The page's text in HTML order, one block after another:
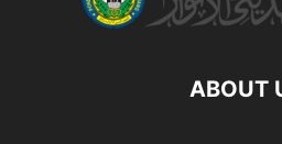
ABOUT